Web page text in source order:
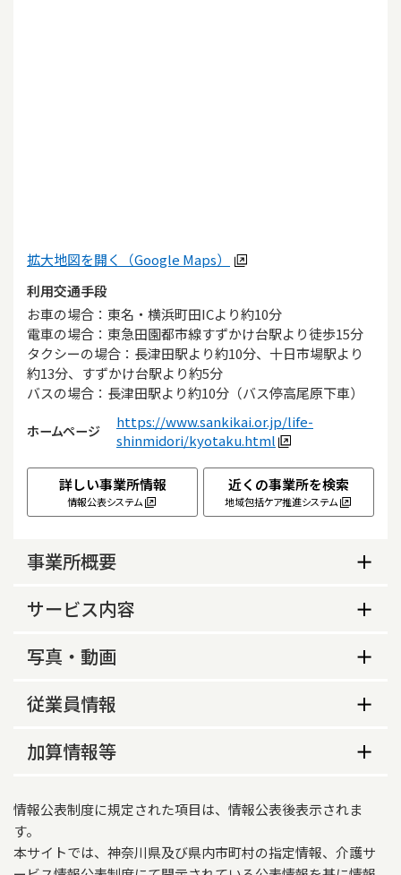
拡大地図を開く（Google Maps）
利用交通手段
お車の場合：東名・横浜町田ICより約10分
電車の場合：東急田園都市線すずかけ台駅より徒歩15分
タクシーの場合：長津田駅より約10分、十日市場駅より
約13分、すずかけ台駅より約5分
バスの場合：長津田駅より約10分（バス停高尾原下車）
ホームページ
https://www.sankikai.or.jp/life-
shinmidori/kyotaku.html
詳しい事業所情報
情報公表システム
近くの事業所を検索
地域包括ケア推進システム
事業所概要
事業所概要
あり
介護予防支援の指定
営業時間（平日）
9時00分～17時30分
サービス内容
サービス内容
横浜市緑区、横浜市旭区、横浜市青葉区
重要事項説明書の様式の公開
ケアプランデータ連携システム（国保中央会）の
あり
写真・動画
事業所の特色等
「その人らしく：その方の大切なものを共に大切
聴覚に障害のある利用者様には、筆談にて対応さ
せて頂くなど、個別に必要な対応を行います。
従業員情報
従業員数
加算情報等
2026年06月01日
情報公表制度に規定された項目は、情報公表後表示されま
す。
本サイトでは、神奈川県及び県内市町村の指定情報、介護サ